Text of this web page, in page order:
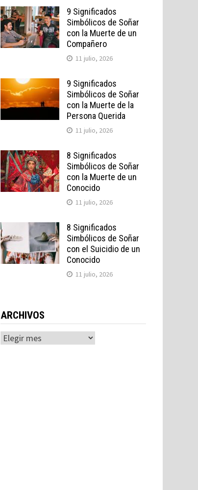
9 Significados
Simbólicos de Soñar
con la Muerte de un
Compañero
11 julio, 2026
9 Significados
Simbólicos de Soñar
con la Muerte de la
Persona Querida
11 julio, 2026
8 Significados
Simbólicos de Soñar
con la Muerte de un
Conocido
11 julio, 2026
8 Significados
Simbólicos de Soñar
con el Suicidio de un
Conocido
11 julio, 2026
ARCHIVOS
Archivos